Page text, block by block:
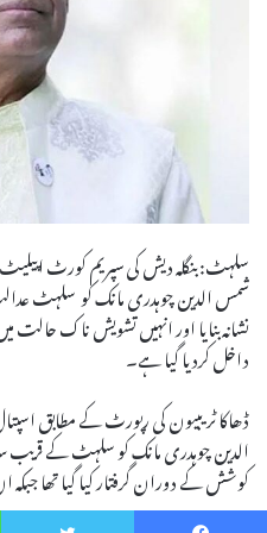
سلہٹ: بنگلہ دیش کی سپریم کورٹ
شمس الدین چوہدری مانک کو سلہٹ
نشانہ بنایا اور انہیں تشویش ناک
داخل کردیا گیا ہے۔
ڈھاکا ٹریبیون کی رپورٹ کے مطابق
الدین چوہدری مانک کو سلہٹ کے
کوشش کے دوران گرفتار کیا گیا تھا